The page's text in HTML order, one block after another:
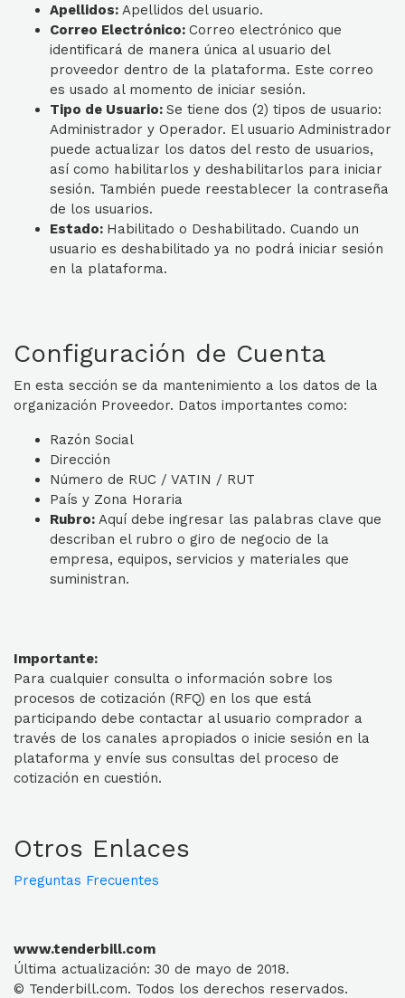
Apellidos: Apellidos del usuario.
Correo Electrónico: Correo electrónico que
identificará de manera única al usuario del
proveedor dentro de la plataforma. Este correo
es usado al momento de iniciar sesión.
Tipo de Usuario: Se tiene dos (2) tipos de usuario:
Administrador y Operador. El usuario Administrador
puede actualizar los datos del resto de usuarios,
así como habilitarlos y deshabilitarlos para iniciar
sesión. También puede reestablecer la contraseña
de los usuarios.
Estado: Habilitado o Deshabilitado. Cuando un
usuario es deshabilitado ya no podrá iniciar sesión
en la plataforma.
Configuración de Cuenta
En esta sección se da mantenimiento a los datos de la
organización Proveedor. Datos importantes como:
Razón Social
Dirección
Número de RUC / VATIN / RUT
País y Zona Horaria
Rubro: Aquí debe ingresar las palabras clave que
describan el rubro o giro de negocio de la
empresa, equipos, servicios y materiales que
suministran.
Importante:
Para cualquier consulta o información sobre los
procesos de cotización (RFQ) en los que está
participando debe contactar al usuario comprador a
través de los canales apropiados o inicie sesión en la
plataforma y envíe sus consultas del proceso de
cotización en cuestión.
Otros Enlaces
Preguntas Frecuentes
www.tenderbill.com
Última actualización: 30 de mayo de 2018.
© Tenderbill.com. Todos los derechos reservados.